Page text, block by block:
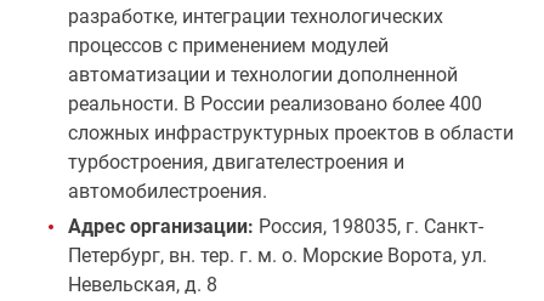
разработке, интеграции технологических
процессов с применением модулей
автоматизации и технологии дополненной
реальности. В России реализовано более 400
сложных инфраструктурных проектов в области
турбостроения, двигателестроения и
автомобилестроения.
Адрес организации: Россия, 198035, г. Санкт-
Петербург, вн. тер. г. м. о. Морские Ворота, ул.
Невельская, д. 8